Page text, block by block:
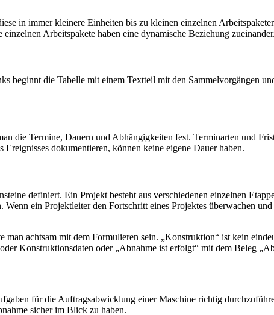
in immer kleinere Einheiten bis zu kleinen einzelnen
Arbeitspakete haben eine dynamische Beziehung zueinander.
beginnt die Tabelle mit einem Textteil mit den Sammelvorgängen
die Termine, Dauern und Abhängigkeiten fest. Terminarten und
dokumentieren, können keine eigene Dauer haben.
definiert. Ein Projekt besteht aus verschiedenen einzelnen
ein Projektleiter den Fortschritt eines Projektes überwachen
achtsam mit dem Formulieren sein. „Konstruktion“ ist kein
Konstruktionsdaten oder „Abnahme ist erfolgt“ mit dem Beleg
für die Auftragsabwicklung einer Maschine richtig
sicher im Blick zu haben.